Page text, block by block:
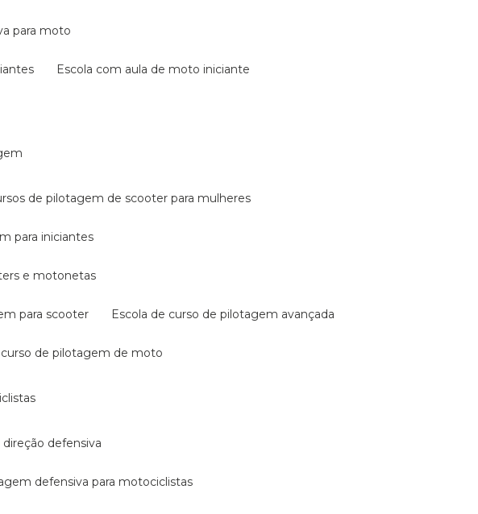
para moto
escola com aula de moto iniciante
de pilotagem de scooter para mulheres
para iniciantes
e motonetas
para scooter escola de curso de pilotagem avançada
curso de pilotagem de moto
direção defensiva
defensiva para motociclistas